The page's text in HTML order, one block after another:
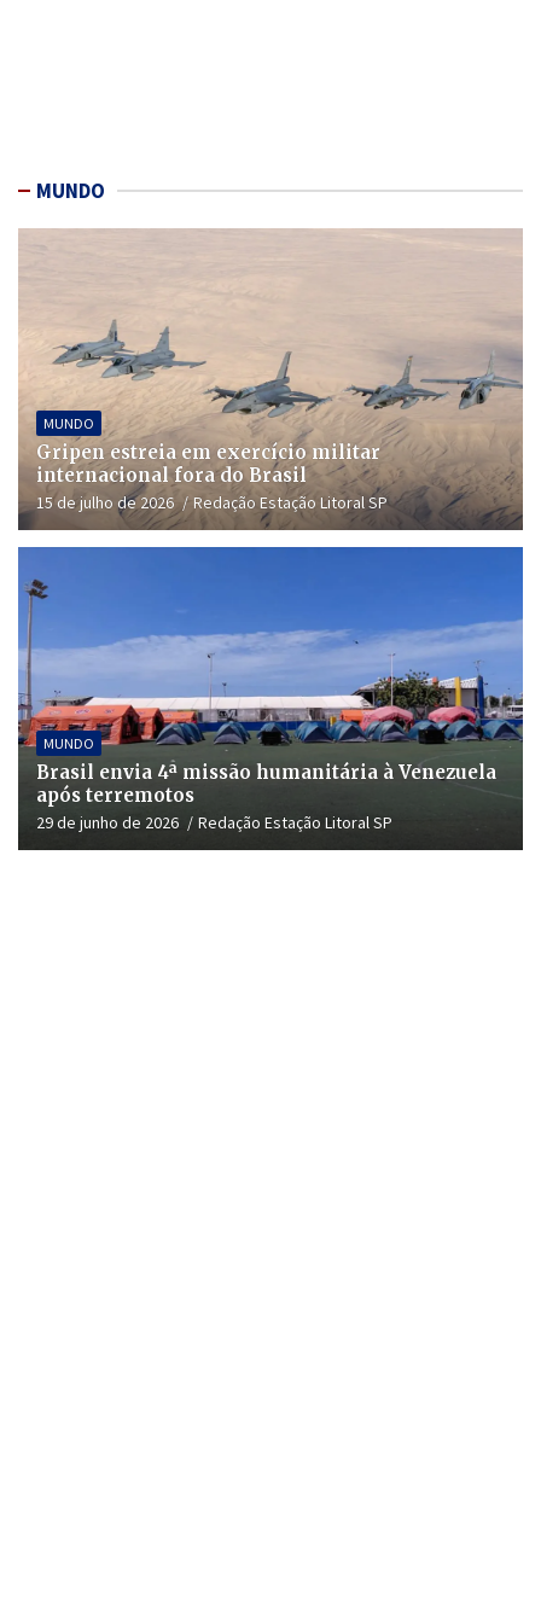
MUNDO
MUNDO
Gripen estreia em exercício militar
internacional fora do Brasil
15 de julho de 2026 Redação Estação Litoral SP
MUNDO
Brasil envia 4ª missão humanitária à Venezuela
após terremotos
29 de junho de 2026 Redação Estação Litoral SP